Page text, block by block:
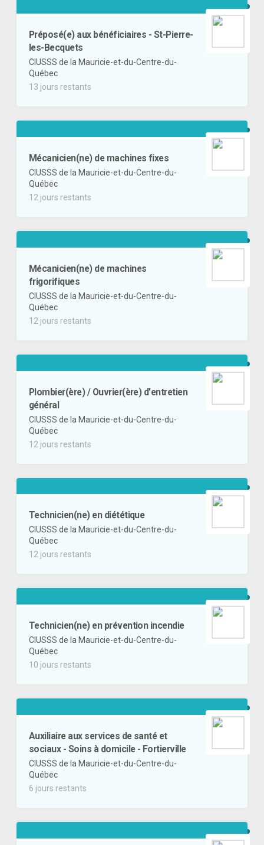
Préposé(e) aux bénéficiaires - St-Pierre-
les-Becquets
CIUSSS de la Mauricie-et-du-Centre-du-
Québec
13 jours restants
Mécanicien(ne) de machines fixes
CIUSSS de la Mauricie-et-du-Centre-du-
Québec
12 jours restants
Mécanicien(ne) de machines
frigorifiques
CIUSSS de la Mauricie-et-du-Centre-du-
Québec
12 jours restants
Plombier(ère) / Ouvrier(ère) d'entretien
général
CIUSSS de la Mauricie-et-du-Centre-du-
Québec
12 jours restants
Technicien(ne) en diététique
CIUSSS de la Mauricie-et-du-Centre-du-
Québec
12 jours restants
Technicien(ne) en prévention incendie
CIUSSS de la Mauricie-et-du-Centre-du-
Québec
10 jours restants
Auxiliaire aux services de santé et
sociaux - Soins à domicile - Fortierville
CIUSSS de la Mauricie-et-du-Centre-du-
Québec
6 jours restants